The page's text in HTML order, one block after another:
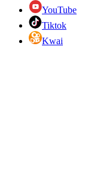
YouTube
Tiktok
Kwai